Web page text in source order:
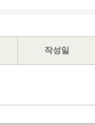
작성일